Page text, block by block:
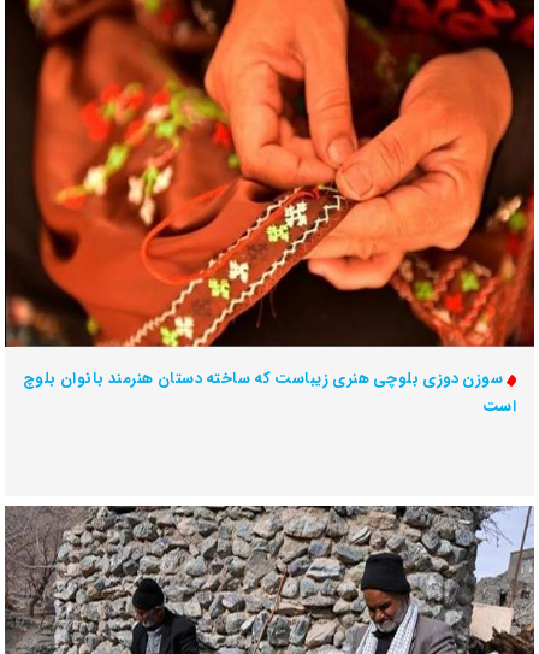
سوزن دوزی بلوچی هنری زیباست که ساخته دستان هنرمند بانوان بلوچ
است